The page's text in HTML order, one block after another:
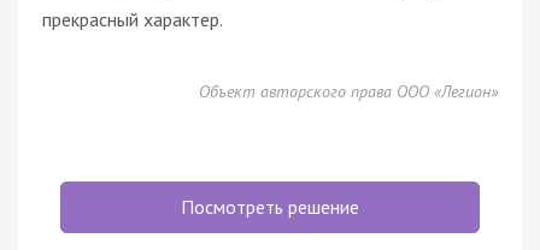
прекрасный характер.
Объект авторского права ООО «Легион»
Посмотреть решение